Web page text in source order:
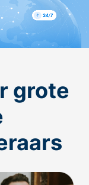
grote